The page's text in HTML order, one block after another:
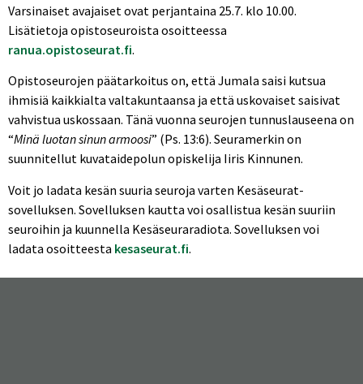
Varsinaiset avajaiset ovat perjantaina 25.7. klo 10.00.
Lisätietoja opistoseuroista osoitteessa
ranua.opistoseurat.fi.
Opistoseurojen päätarkoitus on, että Jumala saisi kutsua
ihmisiä kaikkialta valtakuntaansa ja että uskovaiset saisivat
vahvistua uskossaan. Tänä vuonna seurojen tunnuslauseena on
“Minä luotan sinun armoosi” (Ps. 13:6). Seuramerkin on
suunnitellut kuvataidepolun opiskelija Iiris Kinnunen.
Voit jo ladata kesän suuria seuroja varten Kesäseurat-
sovelluksen. Sovelluksen kautta voi osallistua kesän suuriin
seuroihin ja kuunnella Kesäseuraradiota. Sovelluksen voi
ladata osoitteesta kesaseurat.fi.